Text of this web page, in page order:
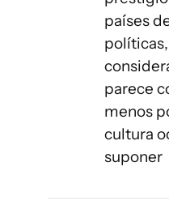
países
parece
menos
cultura
suponer